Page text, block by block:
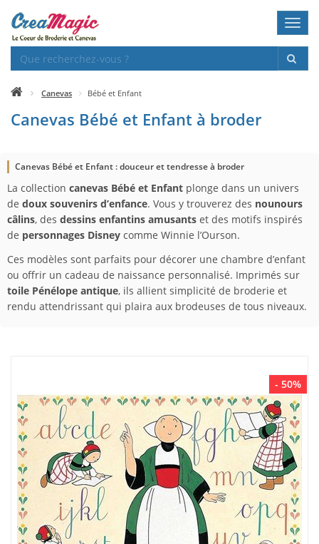
Canevas Bébé et Enfant
Canevas Bébé et Enfant à broder
Canevas Bébé et Enfant : douceur et tendresse à broder
La collection canevas Bébé et Enfant plonge dans un univers
de doux souvenirs d’enfance. Vous y trouverez des nounours
câlins, des dessins enfantins amusants et des motifs inspirés
de personnages Disney comme Winnie l’Ourson.
Ces modèles sont parfaits pour décorer une chambre d’enfant
ou offrir un cadeau de naissance personnalisé. Imprimés sur
toile Pénélope antique, ils allient simplicité de broderie et
rendu attendrissant qui plaira aux brodeuses de tous niveaux.
- 50%